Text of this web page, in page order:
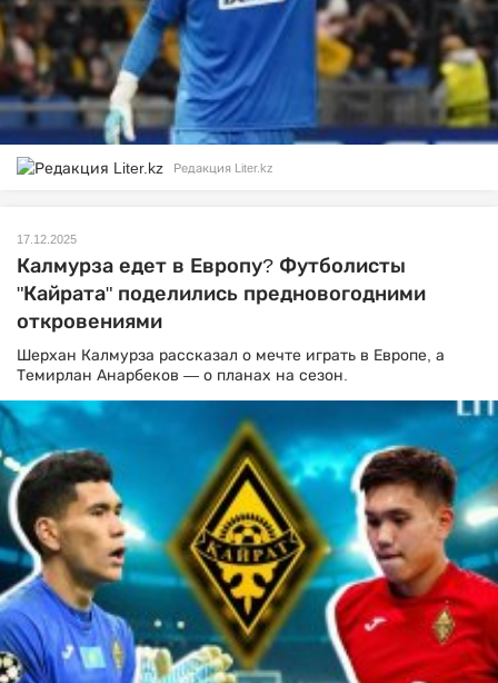
Редакция Liter.kz
17.12.2025
Калмурза едет в Европу? Футболисты
"Кайрата" поделились предновогодними
откровениями
Шерхан Калмурза рассказал о мечте играть в Европе, а
Темирлан Анарбеков — о планах на сезон.